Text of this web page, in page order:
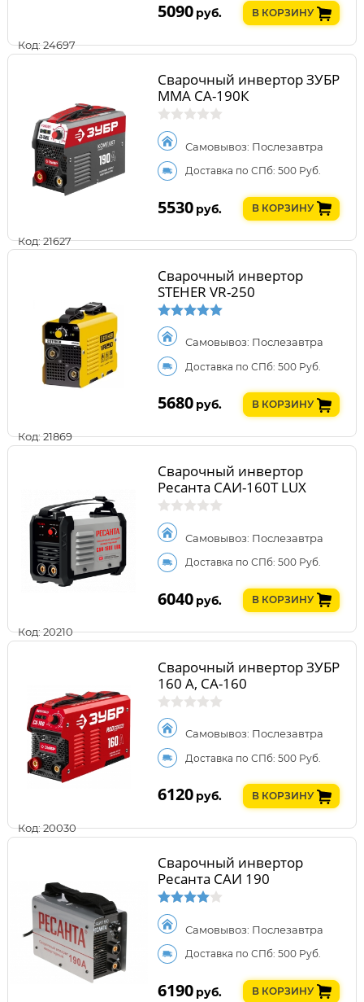
Код: 24697
5090 руб. В КОРЗИНУ
Код: 21627
Сварочный инвертор ЗУБР
ММА СА-190К
Самовывоз: Послезавтра
Доставка по СПб: 500 Руб.
5530 руб. В КОРЗИНУ
Код: 21869
Сварочный инвертор
STEHER VR-250
Самовывоз: Послезавтра
Доставка по СПб: 500 Руб.
5680 руб. В КОРЗИНУ
Код: 20210
Сварочный инвертор
Ресанта САИ-160Т LUX
Самовывоз: Послезавтра
Доставка по СПб: 500 Руб.
6040 руб. В КОРЗИНУ
Код: 20030
Сварочный инвертор ЗУБР
160 А, СА-160
Самовывоз: Послезавтра
Доставка по СПб: 500 Руб.
6120 руб. В КОРЗИНУ
Сварочный инвертор
Ресанта САИ 190
Самовывоз: Послезавтра
Доставка по СПб: 500 Руб.
6190 руб. В КОРЗИНУ